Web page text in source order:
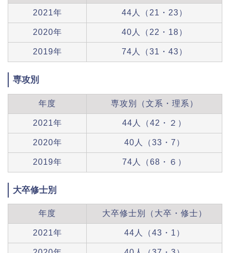
2021年 44人（21・23）
2020年 40人（22・18）
2019年 74人（31・43）
専攻別
年度 専攻別（文系・理系）
2021年 44人（42・２）
2020年 40人（33・7）
2019年 74人（68・６）
大卒修士別
年度 大卒修士別（大卒・修士）
2021年 44人（43・1）